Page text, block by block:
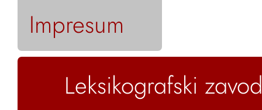
Impresum
Leksikografski